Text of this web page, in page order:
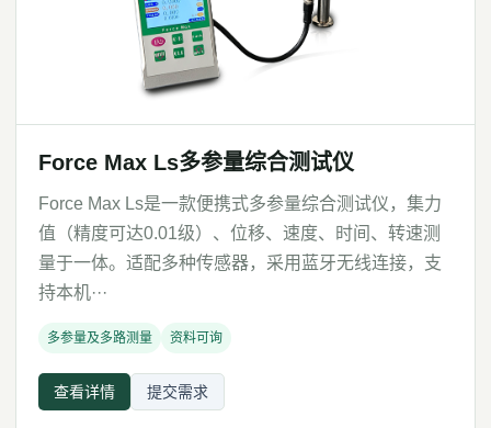
Force Max Ls多参量综合测试仪
Force Max Ls是一款便携式多参量综合测试仪，集力
值（精度可达0.01级）、位移、速度、时间、转速测
量于一体。适配多种传感器，采用蓝牙无线连接，支
持本机···
多参量及多路测量 资料可询
查看详情 提交需求